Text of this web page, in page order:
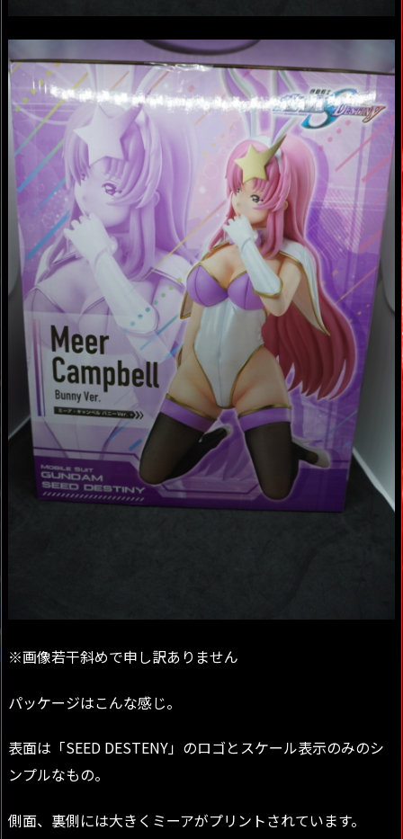
※画像若干斜めで申し訳ありません
パッケージはこんな感じ。
表面は「SEED DESTENY」のロゴとスケール表示のみのシ
ンプルなもの。
側面、裏側には大きくミーアがプリントされています。